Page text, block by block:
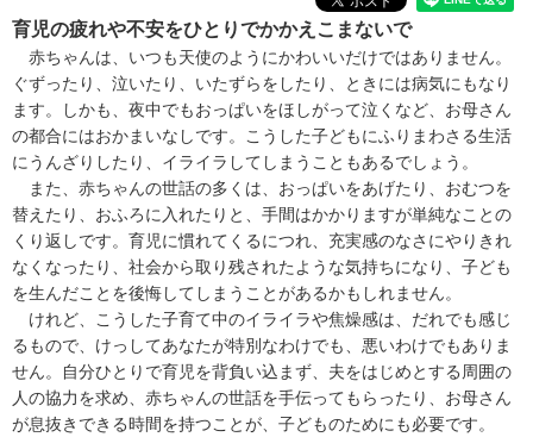
育児の疲れや不安をひとりでかかえこまないで
赤ちゃんは、いつも天使のようにかわいいだけではありません。
ぐずったり、泣いたり、いたずらをしたり、ときには病気にもなり
ます。しかも、夜中でもおっぱいをほしがって泣くなど、お母さん
の都合にはおかまいなしです。こうした子どもにふりまわさる生活
にうんざりしたり、イライラしてしまうこともあるでしょう。
また、赤ちゃんの世話の多くは、おっぱいをあげたり、おむつを
替えたり、おふろに入れたりと、手間はかかりますが単純なことの
くり返しです。育児に慣れてくるにつれ、充実感のなさにやりきれ
なくなったり、社会から取り残されたような気持ちになり、子ども
を生んだことを後悔してしまうことがあるかもしれません。
けれど、こうした子育て中のイライラや焦燥感は、だれでも感じ
るもので、けっしてあなたが特別なわけでも、悪いわけでもありま
せん。自分ひとりで育児を背負い込まず、夫をはじめとする周囲の
人の協力を求め、赤ちゃんの世話を手伝ってもらったり、お母さん
が息抜きできる時間を持つことが、子どものためにも必要です。